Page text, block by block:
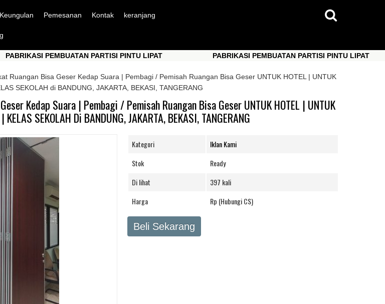
Keungulan Pemesanan Kontak keranjang
PEMBUATAN PARTISI PINTU LIPAT
PABRIKASI PEMBUATAN PARTISI PINTU LIPAT
Ruangan Bisa Geser Kedap Suara | Pembagi / Pemisah Ruangan Bisa Geser UNTUK HOTEL | UNTUK
SEKOLAH di BANDUNG, JAKARTA, BEKASI, TANGERANG
Kedap Suara | Pembagi / Pemisah Ruangan Bisa Geser UNTUK HOTEL | UNTUK
SEKOLAH Di BANDUNG, JAKARTA, BEKASI, TANGERANG
Kategori
Iklan Kami
Stok
Ready
Di lihat
397 kali
Harga
Rp (Hubungi CS)
Beli Sekarang